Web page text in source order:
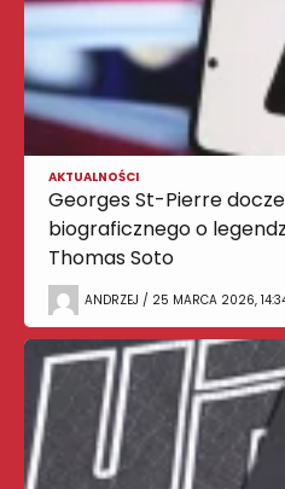
AKTUALNOŚCI
Georges St-Pierre
biograficznego o
Thomas Soto
ANDRZEJ / 25 MARCA 2026,